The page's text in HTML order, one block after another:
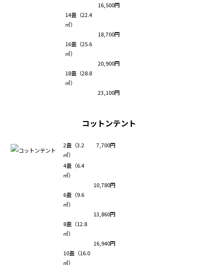
16,500円
14畳（22.4
㎡）
18,700円
16畳（25.6
㎡）
20,900円
18畳（28.8
㎡）
23,100円
コットンテント
2畳（3.2
㎡）
7,700円
4畳（6.4
㎡）
10,780円
6畳（9.6
㎡）
13,860円
8畳（12.8
㎡）
16,940円
10畳（16.0
㎡）